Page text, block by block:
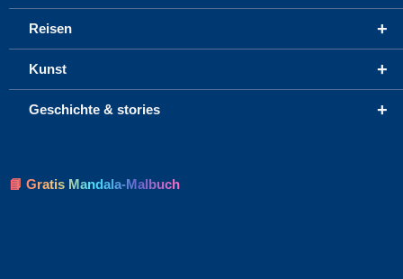
+
Reisen
+
Kunst
+
Geschichte & stories
📘 Gratis Mandala-Malbuch